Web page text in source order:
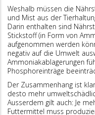
Weshalb müssen die
und Mist aus der
Darin enthalten sind
Stickstoff (in Form von
aufgenommen werden
negativ auf die Umwelt
Ammoniakablagerungen
Phosphoreinträge
Der Zusammenhang ist
desto mehr
Ausserdem gilt auch: Je
Futtermittel muss